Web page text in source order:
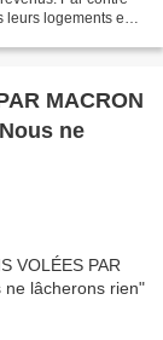
leurs logements en
MACRON
ne